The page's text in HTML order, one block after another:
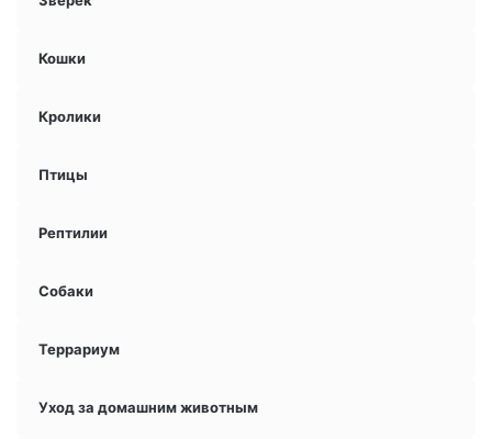
Кошки
Кролики
Птицы
Рептилии
Собаки
Террариум
Уход за домашним животным